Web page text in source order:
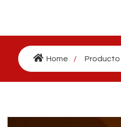
Home Producto